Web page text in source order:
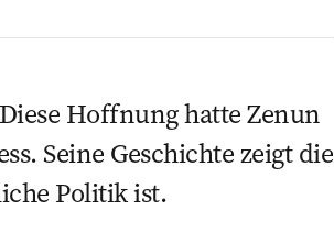
Hoffnung hatte Zenun
Seine Geschichte zeigt die
Politik ist.